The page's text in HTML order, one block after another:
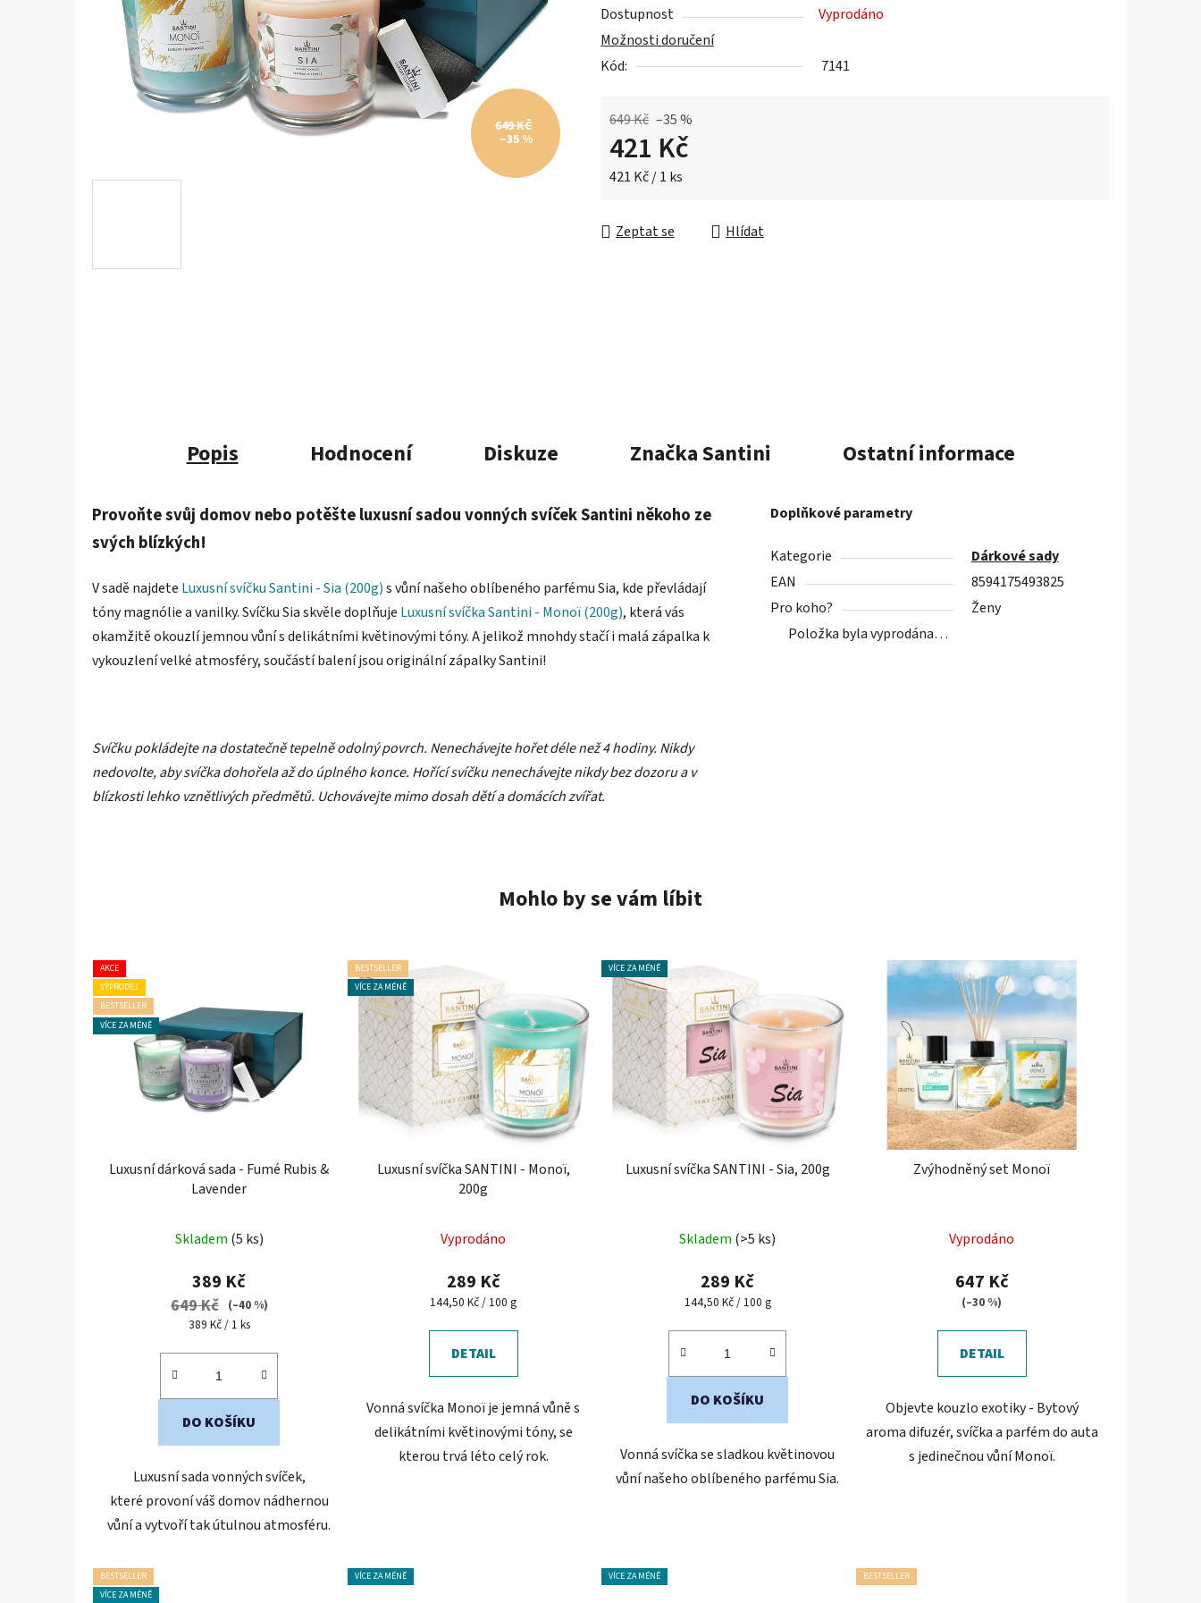
hvězdiček.
Dostupnost
Vyprodáno
Možnosti doručení
Kód:
7141
649 Kč –35 %
421 Kč
Měrná cena:
421 Kč / 1 ks
Zeptat se Hlídat
649 KČ
–35 %
Popis Hodnocení Diskuze ZnačkaSantini Ostatní informace
Provoňte svůj domov nebo potěšte luxusní sadou vonných svíček Santini někoho ze
svých blízkých!
V sadě najdete Luxusní svíčku Santini - Sia (200g)s vůní našeho oblíbeného parfému Sia, kde převládají
tóny magnólie a vanilky. Svíčku Sia skvěle doplňuje Luxusní svíčka Santini - Monoï (200g), která vás
okamžitě okouzlí jemnou vůní s delikátními květinovými tóny. A jelikož mnohdy stačí i malá zápalka k
vykouzlení velké atmosféry, součástí balení jsou originální zápalky Santini!
Svíčku pokládejte na dostatečně tepelně odolný povrch. Nenechávejte hořet déle než 4 hodiny. Nikdy
nedovolte, aby svíčka dohořela až do úplného konce. Hořící svíčku nenechávejte nikdy bez dozoru a v
blízkosti lehko vznětlivých předmětů. Uchovávejte mimo dosah dětí a domácích zvířat.
Doplňkové parametry
Kategorie
Dárkové sady
EAN
8594175493825
Pro koho?
Ženy
Položka byla vyprodána…
Mohlo by se vám líbit
AKCE
VÝPRODEJ
BESTSELLER
VÍCE ZA MÉNĚ
Luxusní dárková sada - Fumé Rubis &
Lavender
Skladem (5 ks)
389 Kč
649 Kč (–40 %)
Měrná
389 Kč / 1 ks
DO KOŠÍKU
Luxusní sada vonných svíček,
které provoní váš domov nádhernou
vůní a vytvoří tak útulnou atmosféru.
BESTSELLER
VÍCE ZA MÉNĚ
Luxusní svíčka SANTINI - Monoï,
200g
Vyprodáno
289 Kč
Měrná
144,50 Kč / 100 g
DETAIL
Vonná svíčka Monoï je jemná vůně s
delikátními květinovými tóny, se
kterou trvá léto celý rok.
VÍCE ZA MÉNĚ
Luxusní svíčka SANTINI - Sia, 200g
Skladem (>5 ks)
289 Kč
Měrná
144,50 Kč / 100 g
DO KOŠÍKU
Vonná svíčka se sladkou květinovou
vůní našeho oblíbeného parfému Sia.
Zvýhodněný set Monoï
Vyprodáno
647 Kč
(–30 %)
DETAIL
Objevte kouzlo exotiky - Bytový
aroma difuzér, svíčka a parfém do auta
s jedinečnou vůní Monoï.
BESTSELLER
VÍCE ZA MÉNĚ
VÍCE ZA MÉNĚ VÍCE ZA MÉNĚ BESTSELLER